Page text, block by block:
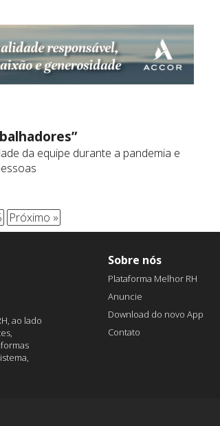
da equipe durante a pandemia e
Próximo »
ao lado
Sobre nós
Plataforma Melhor RH
Anuncie
Download do novo App
Contato